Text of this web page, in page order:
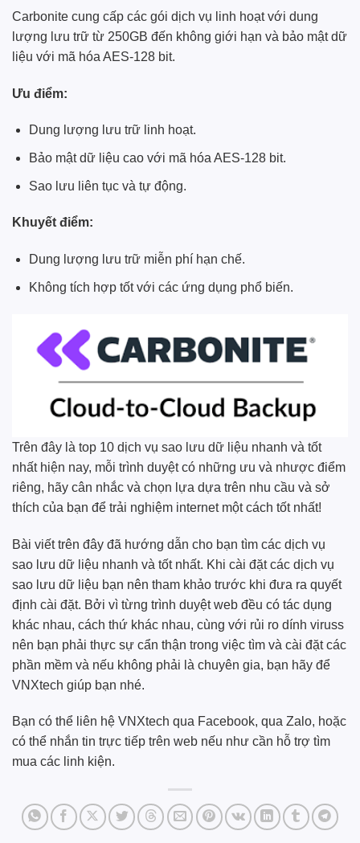
Carbonite cung cấp các gói dịch vụ linh hoạt với dung
lượng lưu trữ từ 250GB đến không giới hạn và bảo mật dữ
liệu với mã hóa AES-128 bit.
Ưu điểm:
Dung lượng lưu trữ linh hoạt.
Bảo mật dữ liệu cao với mã hóa AES-128 bit.
Sao lưu liên tục và tự động.
Khuyết điểm:
Dung lượng lưu trữ miễn phí hạn chế.
Không tích hợp tốt với các ứng dụng phổ biến.
Trên đây là top 10 dịch vụ sao lưu dữ liệu nhanh và tốt
nhất hiện nay, mỗi trình duyệt có những ưu và nhược điểm
riêng, hãy cân nhắc và chọn lựa dựa trên nhu cầu và sở
thích của bạn để trải nghiệm internet một cách tốt nhất!
Bài viết trên đây đã hướng dẫn cho bạn tìm các dịch vụ
sao lưu dữ liệu nhanh và tốt nhất. Khi cài đặt các dịch vụ
sao lưu dữ liệu bạn nên tham khảo trước khi đưa ra quyết
định cài đặt. Bởi vì từng trình duyệt web đều có tác dụng
khác nhau, cách thứ khác nhau, cùng với rủi ro dính viruss
nên bạn phải thực sự cẩn thận trong việc tìm và cài đặt các
phần mềm và nếu không phải là chuyên gia, bạn hãy để
VNXtech giúp bạn nhé.
Bạn có thể liên hệ VNXtech qua Facebook, qua Zalo, hoặc
có thể nhắn tin trực tiếp trên web nếu như cần hỗ trợ tìm
mua các linh kiện.